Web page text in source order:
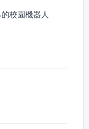
校園機器人